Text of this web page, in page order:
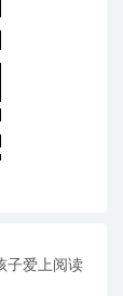
子爱上阅读